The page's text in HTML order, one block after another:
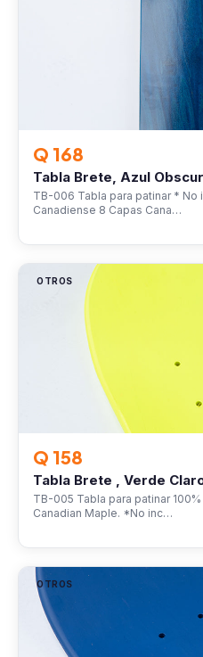
Q 168
Tabla Brete, Azul
TB-006 Tabla para patinar * No
Canadiense 8 Capas Cana…
OTROS
Q 158
Tabla Brete , Verde
TB-005 Tabla para patinar
Canadian Maple. *No inc…
OTROS